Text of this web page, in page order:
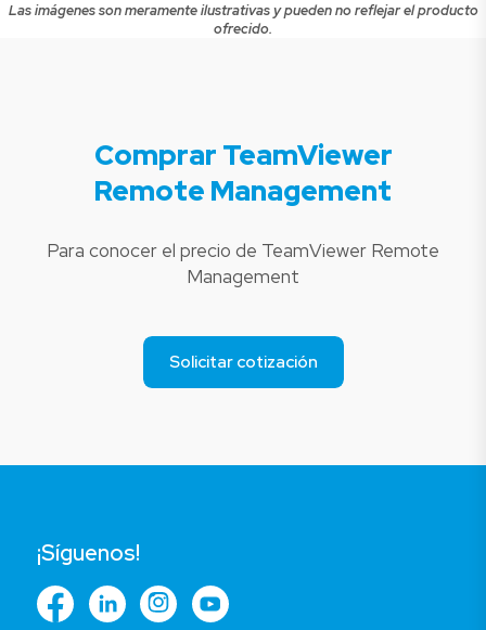
Las imágenes son meramente ilustrativas y pueden no reflejar el producto
ofrecido.
Comprar TeamViewer
Remote Management
Para conocer el precio de TeamViewer Remote
Management
Solicitar cotización
¡Síguenos!